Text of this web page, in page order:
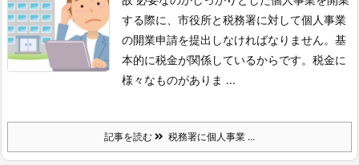
する際に、市役所と税務署に対して個人事業
の開業申請を提出しなければなりません。基
本的に税金が関係しているからです。 税金に
様々なものがありま ...
記事を読む 税務署に個人事業 ...